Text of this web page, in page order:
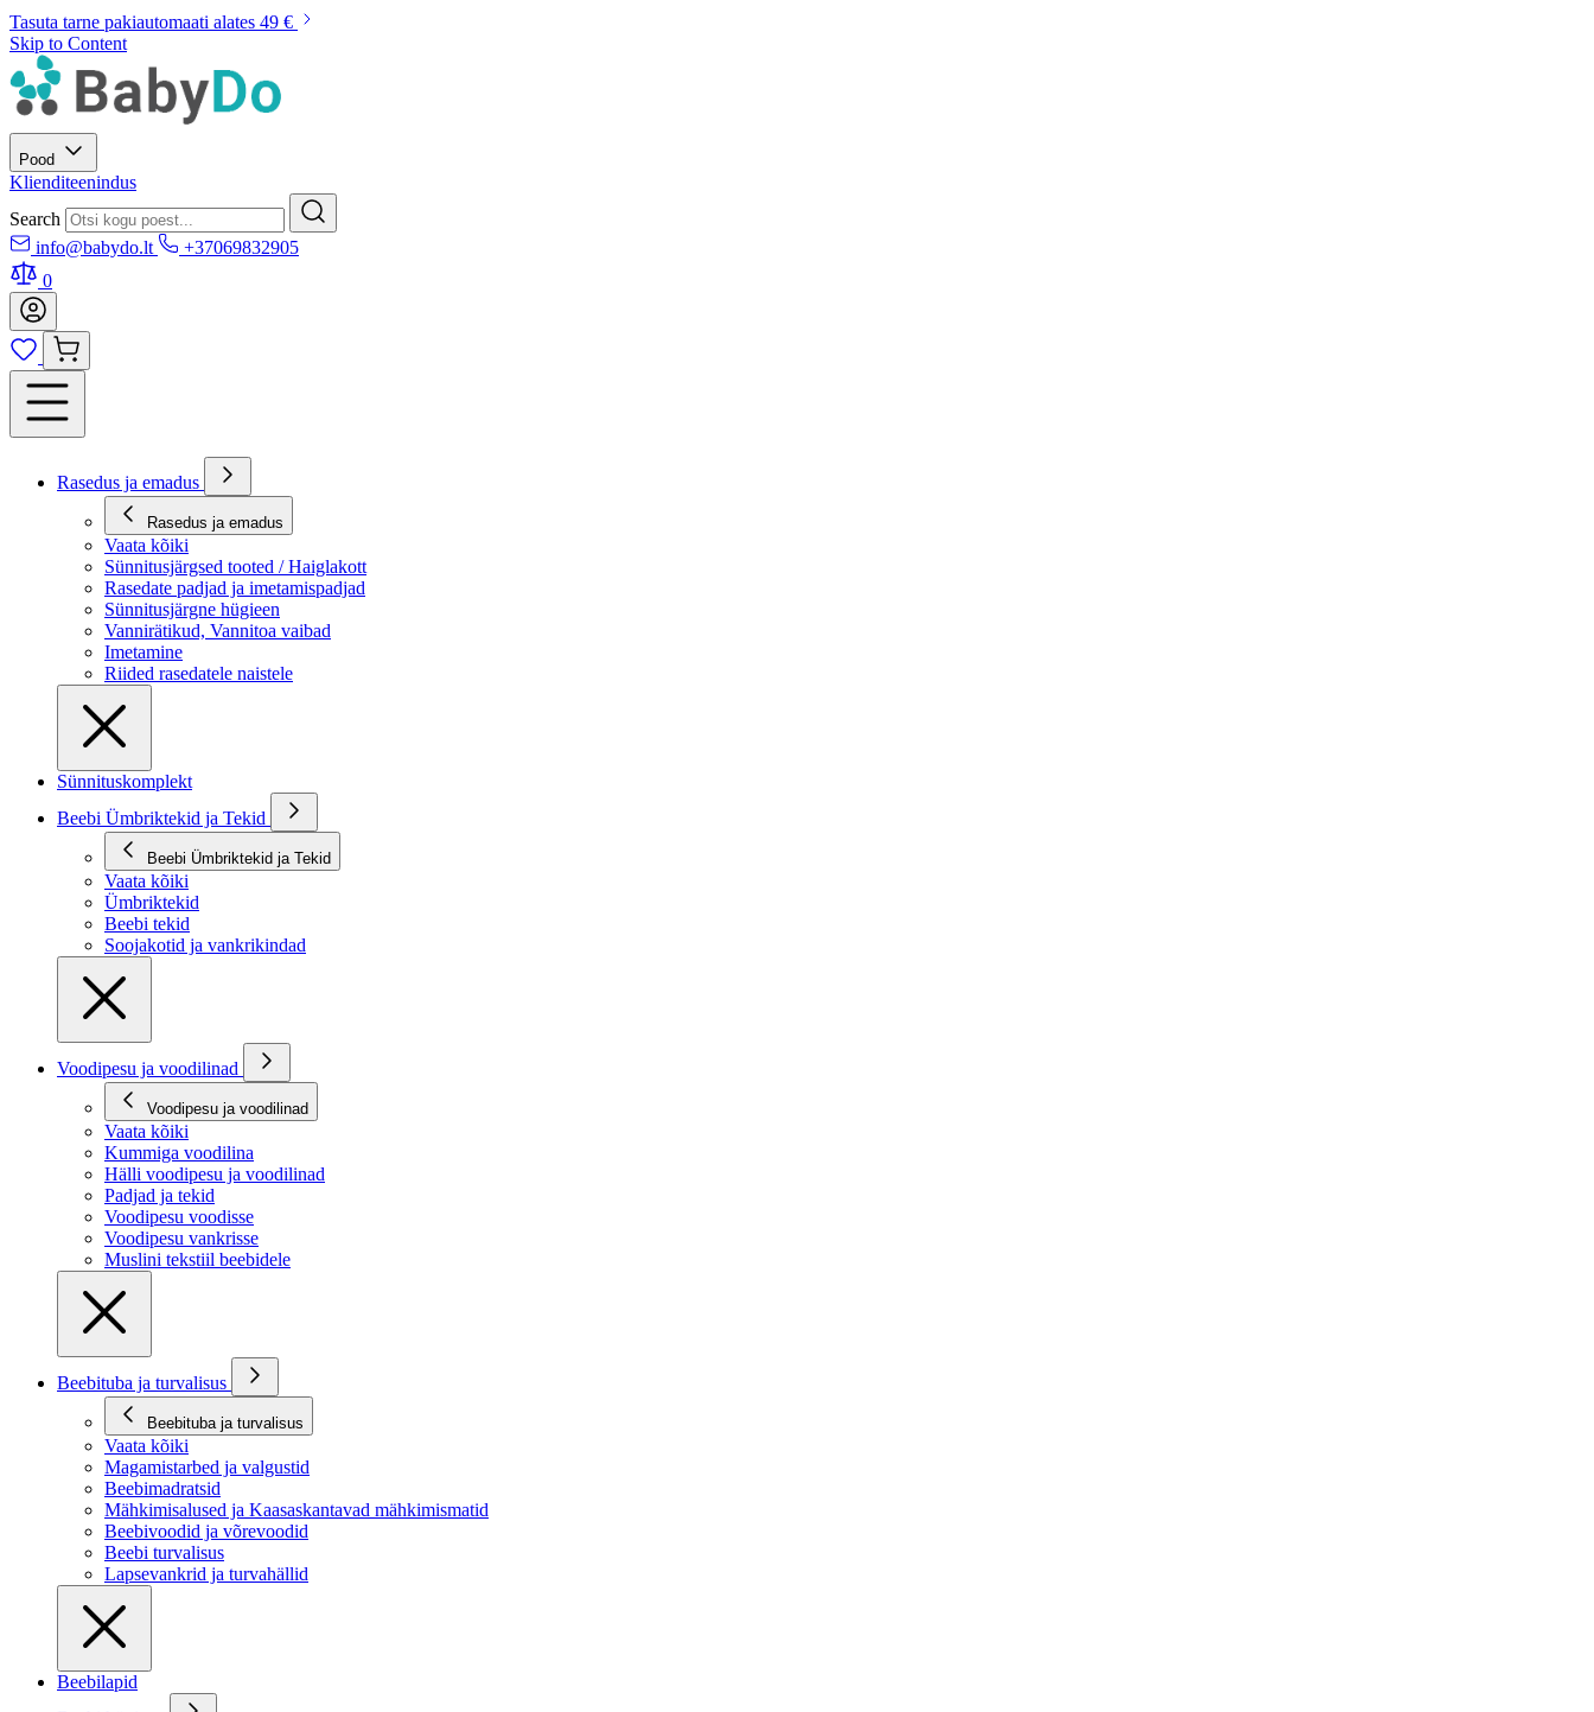
Tasuta tarne pakiautomaati alates 49 €
Skip to Content
Pood
Klienditeenindus
Search
info@babydo.lt
+37069832905
0
Rasedus ja emadus
Rasedus ja emadus
Vaata kõiki
Sünnitusjärgsed tooted / Haiglakott
Rasedate padjad ja imetamispadjad
Sünnitusjärgne hügieen
Vannirätikud, Vannitoa vaibad
Imetamine
Riided rasedatele naistele
Sünnituskomplekt
Beebi Ümbriktekid ja Tekid
Beebi Ümbriktekid ja Tekid
Vaata kõiki
Ümbriktekid
Beebi tekid
Soojakotid ja vankrikindad
Voodipesu ja voodilinad
Voodipesu ja voodilinad
Vaata kõiki
Kummiga voodilina
Hälli voodipesu ja voodilinad
Padjad ja tekid
Voodipesu voodisse
Voodipesu vankrisse
Muslini tekstiil beebidele
Beebituba ja turvalisus
Beebituba ja turvalisus
Vaata kõiki
Magamistarbed ja valgustid
Beebimadratsid
Mähkimisalused ja Kaasaskantavad mähkimismatid
Beebivoodid ja võrevoodid
Beebi turvalisus
Lapsevankrid ja turvahällid
Beebilapid